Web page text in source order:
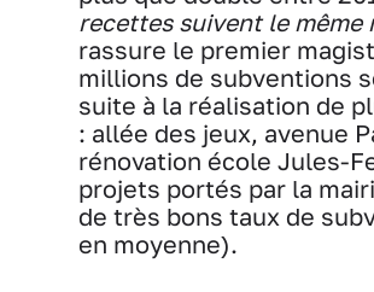
recettes suivent le même
rassure le premier
millions de subventions
suite à la réalisation de
: allée des jeux, avenue
rénovation école Jules-
projets portés par la
de très bons taux de
en moyenne).